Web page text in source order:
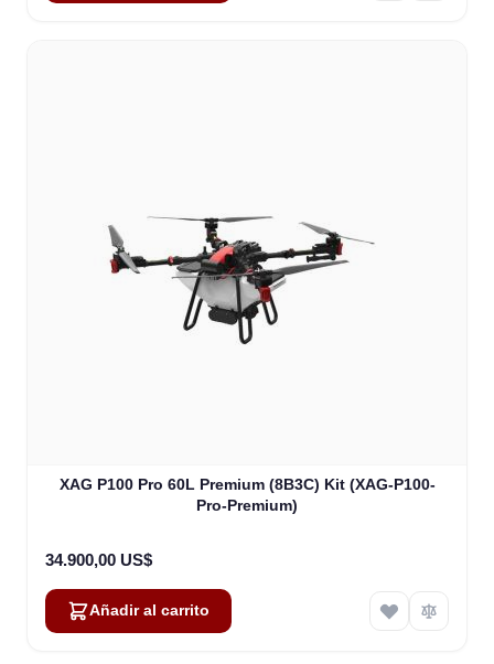
XAG P100 Pro 60L Premium (8B3C) Kit (XAG-P100-
Pro-Premium)
34.900,00 US$
Añadir al carrito